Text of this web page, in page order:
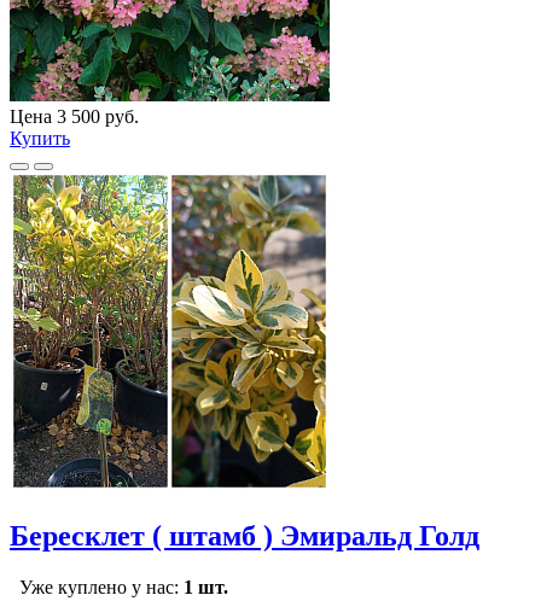
Цена 3 500 руб.
Купить
Бересклет ( штамб ) Эмиральд Голд
Уже куплено у нас: 1 шт.